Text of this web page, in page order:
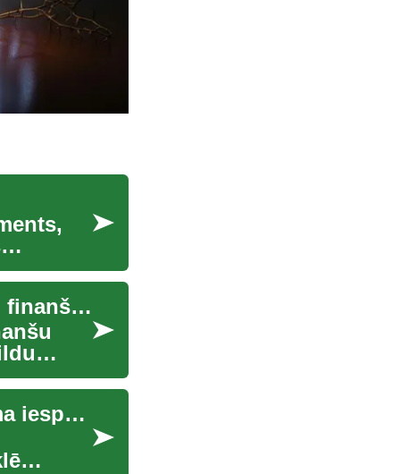
Personīgie aizdevumi: Kā izprast un izmantot šo finanšu instrumentu
Personīgie aizdevumi: Kas jāzina par finansējuma iespējām